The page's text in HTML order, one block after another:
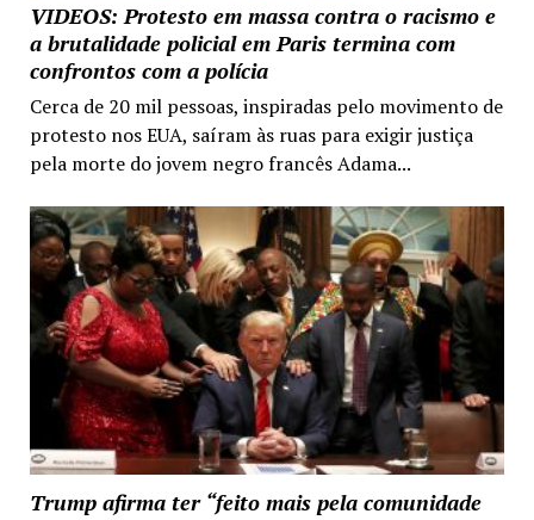
VIDEOS: Protesto em massa contra o racismo e
a brutalidade policial em Paris termina com
confrontos com a polícia
Cerca de 20 mil pessoas, inspiradas pelo movimento de
protesto nos EUA, saíram às ruas para exigir justiça
pela morte do jovem negro francês Adama...
Trump afirma ter “feito mais pela comunidade